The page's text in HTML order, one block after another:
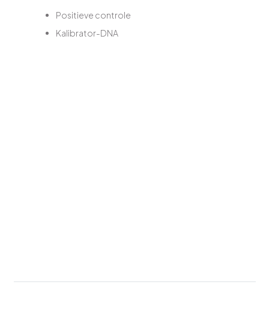
Positieve controle
Kalibrator-DNA